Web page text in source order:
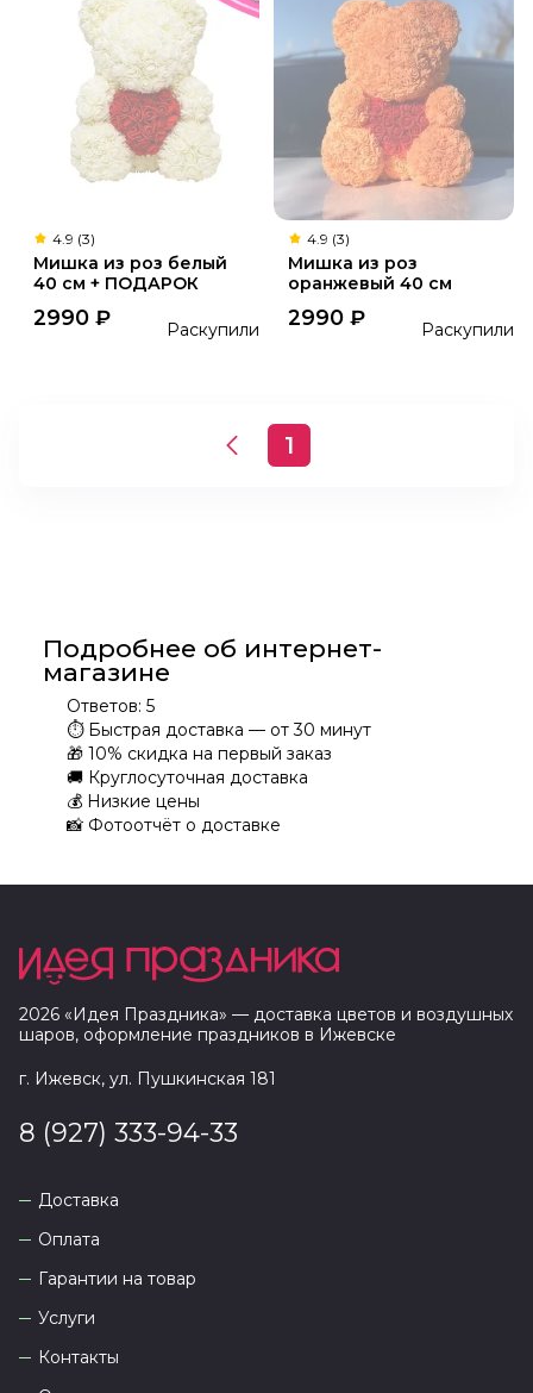
4.9 (3)
Мишка из роз белый
40 см + ПОДАРОК
2990 ₽ Раскупили
4.9 (3)
Мишка из роз
оранжевый 40 см
2990 ₽ Раскупили
1
Подробнее об интернет-
магазине
Ответов: 5
⏱ Быстрая доставка — от 30 минут
🎁 10% скидка на первый заказ
🚚 Круглосуточная доставка
💰 Низкие цены
📸 Фотоотчёт о доставке
2026 «Идея Праздника» — доставка цветов и воздушных
шаров, оформление праздников в Ижевске
г. Ижевск, ул. Пушкинская 181
8 (927) 333-94-33
Доставка
Оплата
Гарантии на товар
Услуги
Контакты